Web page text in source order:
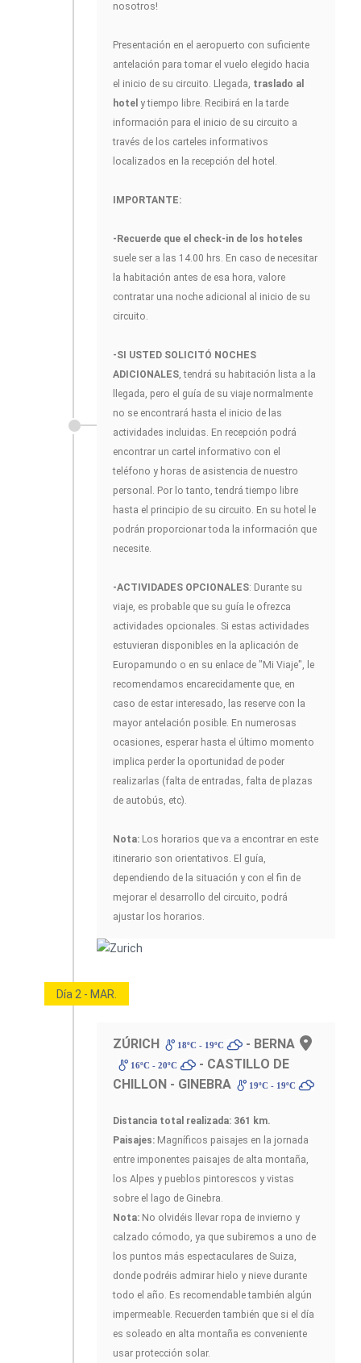
nosotros!
Presentación en el aeropuerto con suficiente
antelación para tomar el vuelo elegido hacia
el inicio de su circuito. Llegada, traslado al
hotel y tiempo libre. Recibirá en la tarde
información para el inicio de su circuito a
través de los carteles informativos
localizados en la recepción del hotel.
IMPORTANTE:
-Recuerde que el check-in de los hoteles
suele ser a las 14.00 hrs. En caso de necesitar
la habitación antes de esa hora, valore
contratar una noche adicional al inicio de su
circuito.
-SI USTED SOLICITÓ NOCHES
ADICIONALES, tendrá su habitación lista a la
llegada, pero el guía de su viaje normalmente
no se encontrará hasta el inicio de las
actividades incluidas. En recepción podrá
encontrar un cartel informativo con el
teléfono y horas de asistencia de nuestro
personal. Por lo tanto, tendrá tiempo libre
hasta el principio de su circuito. En su hotel le
podrán proporcionar toda la información que
necesite.
-ACTIVIDADES OPCIONALES: Durante su
viaje, es probable que su guía le ofrezca
actividades opcionales. Si estas actividades
estuvieran disponibles en la aplicación de
Europamundo o en su enlace de "Mi Viaje", le
recomendamos encarecidamente que, en
caso de estar interesado, las reserve con la
mayor antelación posible. En numerosas
ocasiones, esperar hasta el último momento
implica perder la oportunidad de poder
realizarlas (falta de entradas, falta de plazas
de autobús, etc).
Nota: Los horarios que va a encontrar en este
itinerario son orientativos. El guía,
dependiendo de la situación y con el fin de
mejorar el desarrollo del circuito, podrá
ajustar los horarios.
Día 2 - MAR.
ZÚRICH 18ºC - 19ºC - BERNA
16ºC - 20ºC
- CASTILLO DE
CHILLON - GINEBRA
19ºC - 19ºC
Distancia total realizada: 361 km.
Paisajes: Magníficos paisajes en la jornada
entre imponentes paisajes de alta montaña,
los Alpes y pueblos pintorescos y vistas
sobre el lago de Ginebra.
Nota: No olvidéis llevar ropa de invierno y
calzado cómodo, ya que subiremos a uno de
los puntos más espectaculares de Suiza,
donde podréis admirar hielo y nieve durante
todo el año. Es recomendable también algún
impermeable. Recuerden también que si el día
es soleado en alta montaña es conveniente
usar protección solar.